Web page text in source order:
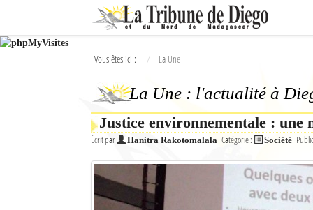
Ok
L'actualité à Diego Suarez
Vous êtes ici : La Une
La Une : l'actualité à
Justice environnementale :
Écrit par Hanitra Rakotomalala Catégorie : Société